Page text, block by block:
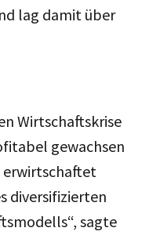
lag damit über
Wirtschaftskrise
gewachsen
erwirtschaftet
diversifizierten
“, sagte